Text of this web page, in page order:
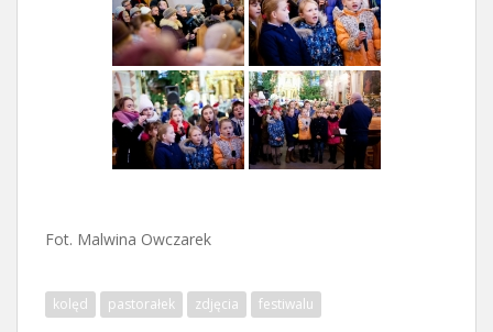
Fot. Malwina Owczarek
kolęd pastorałek zdjęcia festiwalu